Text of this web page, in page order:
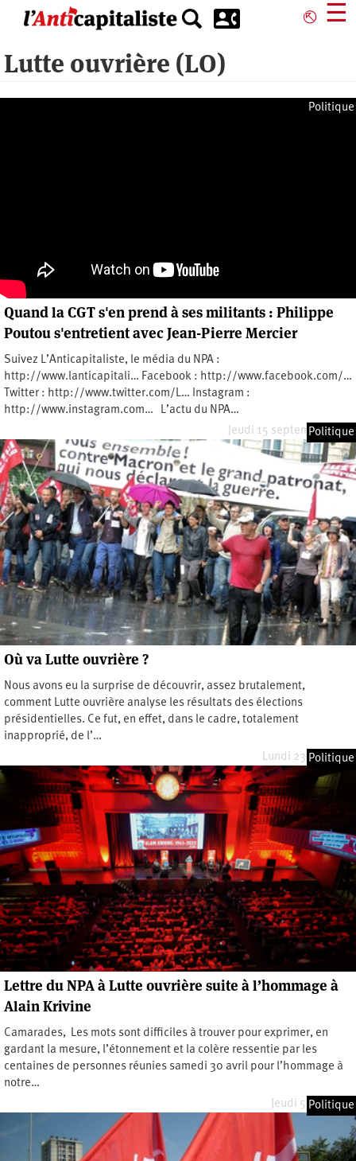
principal
⎋ ☰
Lutte ouvrière (LO)
Politique
Quand la CGT s'en prend à ses militants : Philippe
Poutou s'entretient avec Jean-Pierre Mercier
Suivez L’Anticapitaliste, le média du NPA :
http://www.lanticapitali… Facebook : http://www.facebook.com/…
Twitter : http://www.twitter.com/L… Instagram :
http://www.instagram.com… L’actu du NPA…
Jeudi 15 septembre 2022
Politique
Où va Lutte ouvrière ?
Nous avons eu la surprise de découvrir, assez brutalement,
comment Lutte ouvrière analyse les résultats des élections
présidentielles. Ce fut, en effet, dans le cadre, totalement
inapproprié, de l’…
Lundi 23 mai 2022
Politique
Lettre du NPA à Lutte ouvrière suite à l’hommage à
Alain Krivine
Camarades, Les mots sont difficiles à trouver pour exprimer, en
gardant la mesure, l’étonnement et la colère ressentie par les
centaines de personnes réunies samedi 30 avril pour l’hommage à
notre…
Jeudi 5 mai 2022
Politique